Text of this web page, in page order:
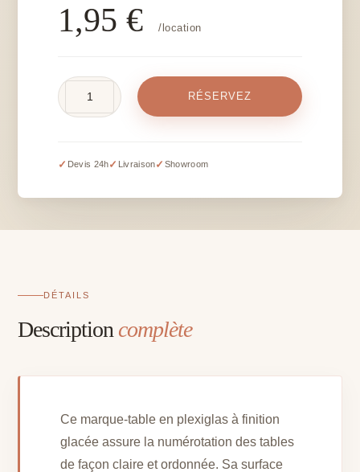
1,95€ /location
plexi
-
cm
RÉSERVEZ
✓ Devis 24h✓ Livraison✓ Showroom
DÉTAILS
Description complète
Ce marque-table en plexiglas à finition
glacée assure la numérotation des tables
de façon claire et ordonnée. Sa surface